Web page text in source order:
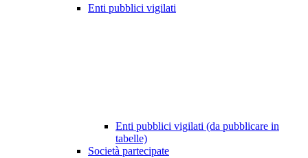
Enti pubblici vigilati
Enti pubblici vigilati (da pubblicare in
tabelle)
Società partecipate